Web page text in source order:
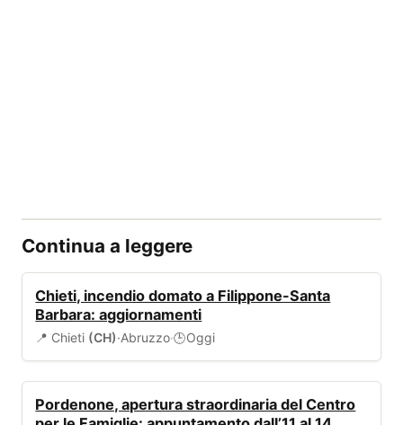
Continua a leggere
Chieti, incendio domato a Filippone-Santa
Barbara: aggiornamenti
📍 Chieti (CH)·Abruzzo·🕒Oggi
Pordenone, apertura straordinaria del Centro